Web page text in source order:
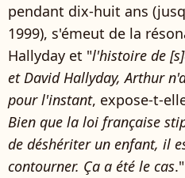
pendant dix-huit ans
1999), s'émeut de la
Hallyday et "l'histoire de
et David Hallyday, Arthur
pour l'instant, expose-t-
Bien que la loi française
de déshériter un enfant, il
contourner. Ça a été le cas."